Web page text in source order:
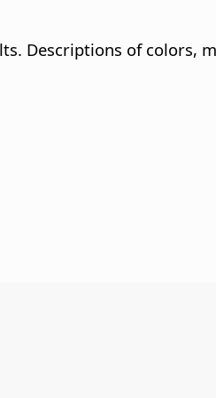
Descriptions of colors,